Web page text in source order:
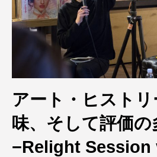
アート・ヒスト
味、そして評価の
−Relight Session